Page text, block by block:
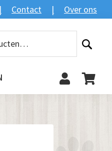
Contact Over ons